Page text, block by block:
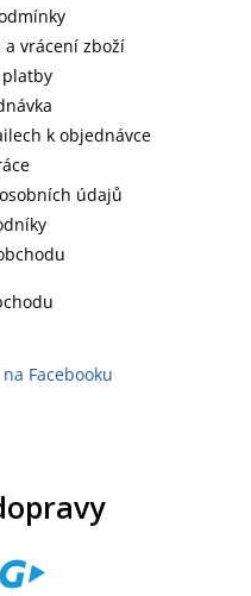
a vrácení zboží
platby
k objednávce
údajů
na Facebooku